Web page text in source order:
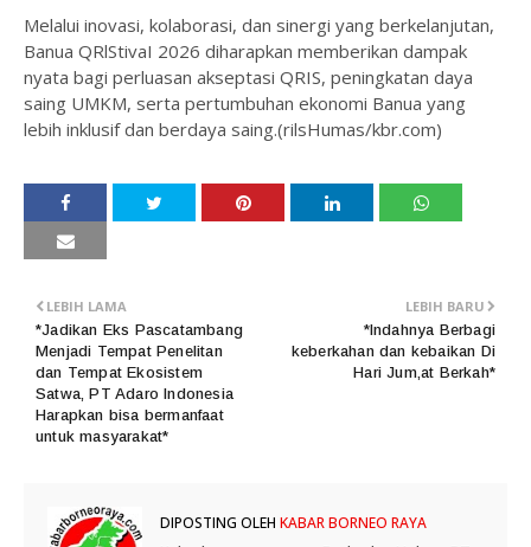
Melalui inovasi, kolaborasi, dan sinergi yang berkelanjutan,
Banua QRlStivaI 2026 diharapkan memberikan dampak
nyata bagi perluasan akseptasi QRIS, peningkatan daya
saing UMKM, serta pertumbuhan ekonomi Banua yang
lebih inklusif dan berdaya saing.(rilsHumas/kbr.com)
LEBIH BARU
*Indahnya Berbagi
keberkahan dan kebaikan Di
Hari Jum,at Berkah*
LEBIH LAMA
*Jadikan Eks Pascatambang
Menjadi Tempat Penelitan
dan Tempat Ekosistem
Satwa, PT Adaro Indonesia
Harapkan bisa bermanfaat
untuk masyarakat*
DIPOSTING OLEH KABAR BORNEO RAYA